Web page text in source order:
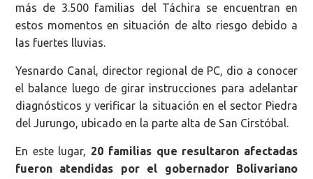
más de 3.500 familias del Táchira se encuentran en
estos momentos en situación de alto riesgo debido a
las fuertes lluvias.
Yesnardo Canal, director regional de PC, dio a conocer
el balance luego de girar instrucciones para adelantar
diagnósticos y verificar la situación en el sector Piedra
del Jurungo, ubicado en la parte alta de San Cirstóbal.
En este lugar, 20 familias que resultaron afectadas
fueron atendidas por el gobernador Bolivariano